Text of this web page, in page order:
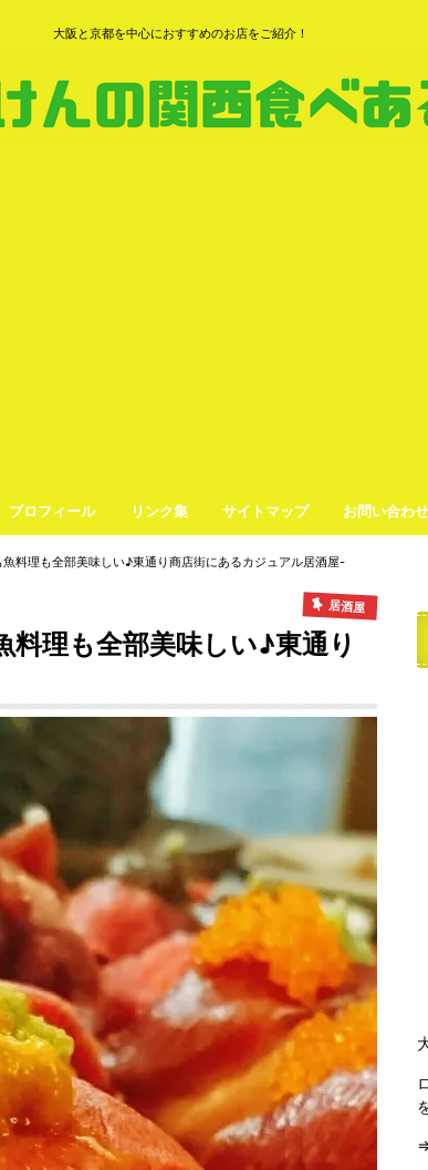
大阪と京都を中心におすすめのお店をご紹介！
プロフィール リンク集 サイトマップ お問い合わせ
魚料理も全部美味しい♪東通り商店街にあるカジュアル居酒屋-
居酒屋
料理も全部美味しい♪東通り